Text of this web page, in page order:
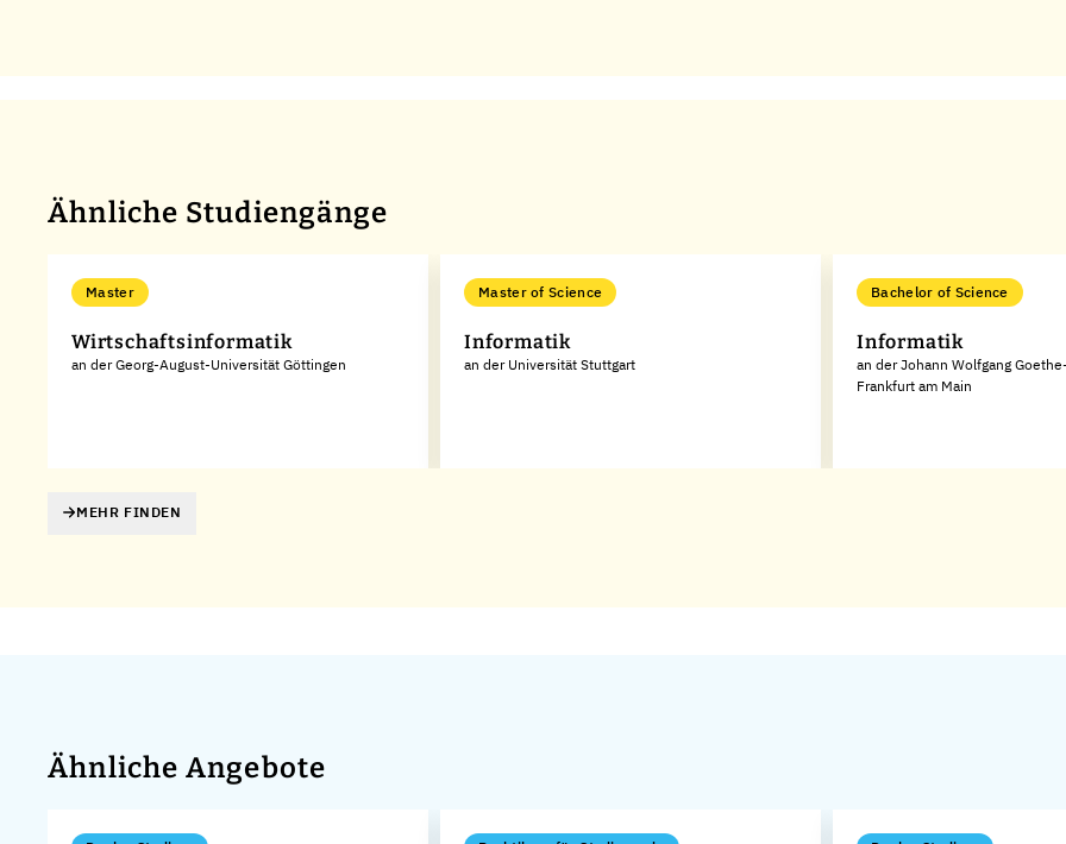
Ähnliche Studiengänge
Master
Wirtschaftsinformatik
an der Georg-August-Universität Göttingen
Master of Science
Informatik
an der Universität Stuttgart
Bachelor of Science
Informatik
an der Johann Wolfgang
Frankfurt am Main
MEHR FINDEN
Ähnliche Angebote